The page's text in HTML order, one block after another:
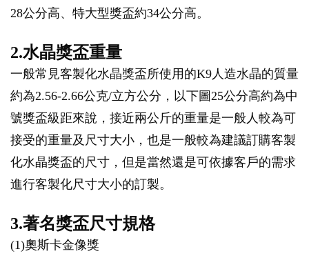
28公分高、特大型獎盃約34公分高。
2.水晶獎盃重量
一般常見客製化水晶獎盃所使用的K9人造水晶的質量
約為2.56-2.66公克/立方公分，以下圖25公分高約為中
號獎盃級距來說，接近兩公斤的重量是一般人較為可
接受的重量及尺寸大小，也是一般較為建議訂購客製
化水晶獎盃的尺寸，但是當然還是可依據客戶的需求
進行客製化尺寸大小的訂製。
3.著名獎盃尺寸規格
(1)奧斯卡金像獎